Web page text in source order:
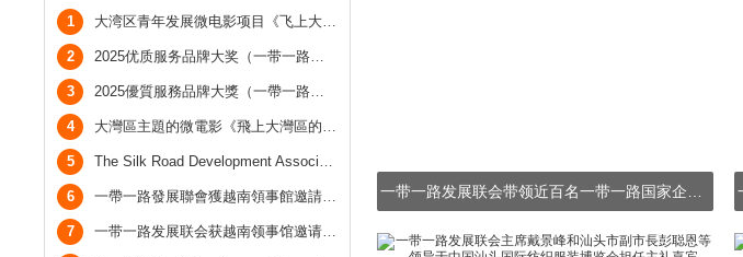
1 大湾区青年发展微电影项目《飞上大湾区的广阔天空》
2 2025优质服务品牌大奖（一带一路及大湾区市场）于香港会议圆满举行
3 2025優質服務品牌大獎（一帶一路及大灣區市場）於香港會議圓滿舉行
4 大灣區主題的微電影《飛上大灣區的廣闊天空》
5 The Silk Road Development Association was invited by the Vietnamese Consulate to attend the Vietnamese National Day Reception and took a group photo with the Vietnamese Consul General.
6 一帶一路發展聯會獲越南領事館邀請參加越南國慶酒會，並與越南總領事合照
7 一带一路发展联会获越南领事馆邀请参加越南国庆酒会，与越南总领事合照